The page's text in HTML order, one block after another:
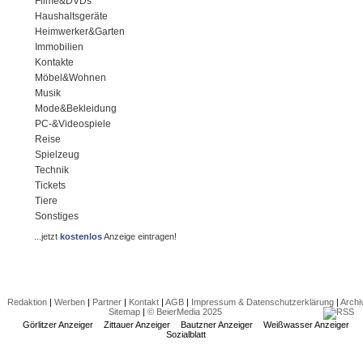
Haushaltsgeräte
Heimwerker&Garten
Immobilien
Kontakte
Möbel&Wohnen
Musik
Mode&Bekleidung
PC-&Videospiele
Reise
Spielzeug
Technik
Tickets
Tiere
Sonstiges
...jetztkostenlosAnzeige eintragen!
Redaktion| Werben| Partner| Kontakt| AGB| Impressum & Datenschutzerklärung|
Sitemap| © BeierMedia 2025
Görlitzer Anzeiger
Zittauer Anzeiger Bautzner Anzeiger
Weißwasser Anzeiger
Sozialblatt